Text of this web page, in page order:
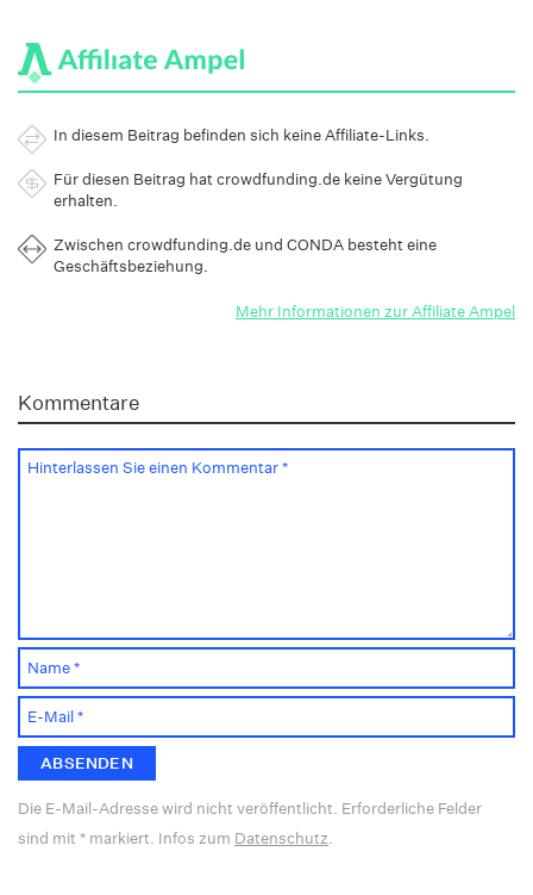
In diesem Beitrag befinden sich keine Affiliate-Links.
Für diesen Beitrag hat crowdfunding.de keine Vergütung
erhalten.
Zwischen crowdfunding.de und CONDA besteht eine
Geschäftsbeziehung.
Mehr Informationen zur Affiliate Ampel
Kommentare
Die E-Mail-Adresse wird nicht veröffentlicht. Erforderliche Felder
sind mit * markiert. Infos zum Datenschutz.